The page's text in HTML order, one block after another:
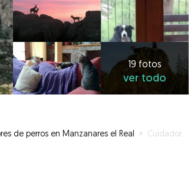
19 fotos
ver todo
de perros en Manzanares el Real » Cuidador en Manzanares el Real